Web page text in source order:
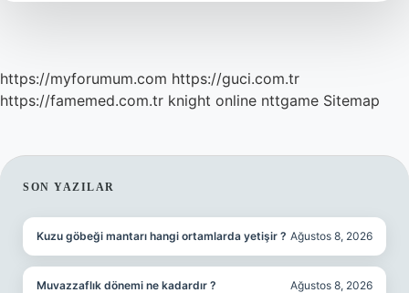
https://myforumum.com https://guci.com.tr
https://famemed.com.tr knight online nttgame Sitemap
SIDEBAR
SON YAZILAR
Kuzu göbeği mantarı hangi ortamlarda yetişir ? Ağustos 8, 2026
Muvazzaflık dönemi ne kadardır ? Ağustos 8, 2026